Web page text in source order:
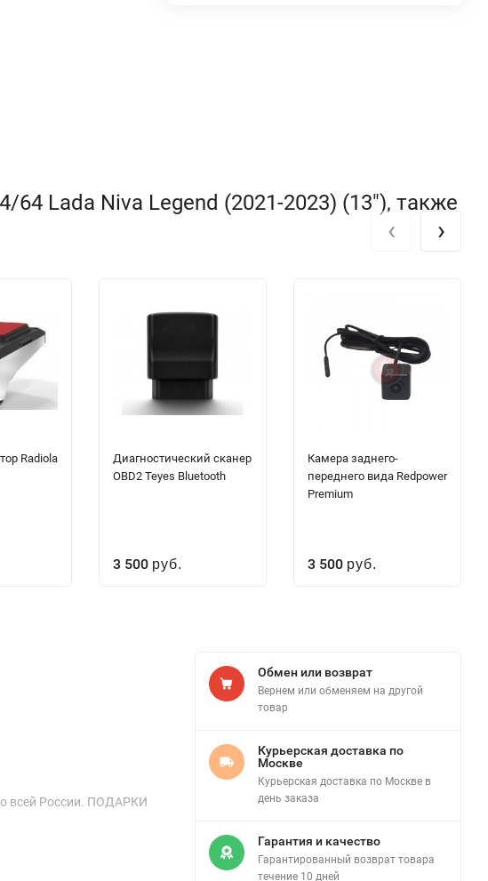
Lada Niva Legend (2021-2023) (13"), также
Radiola
Диагностический сканер
OBD2 Teyes Bluetooth
3 500 руб.
Камера заднего-
переднего вида Redpower
Premium
3 500 руб.
‹ ›
всей России. ПОДАРКИ
Обмен или возврат
Вернем или обменяем на другой
товар
Курьерская доставка по
Москве
Курьерская доставка по Москве в
день заказа
Гарантия и качество
Гарантированный возврат товара
течение 10 дней